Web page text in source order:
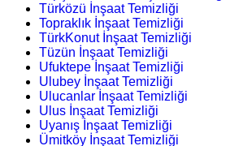
Türközü İnşaat Temizliği
Topraklık İnşaat Temizliği
TürkKonut İnşaat Temizliği
Tüzün İnşaat Temizliği
Ufuktepe İnşaat Temizliği
Ulubey İnşaat Temizliği
Ulucanlar İnşaat Temizliği
Ulus İnşaat Temizliği
Uyanış İnşaat Temizliği
Ümitköy İnşaat Temizliği